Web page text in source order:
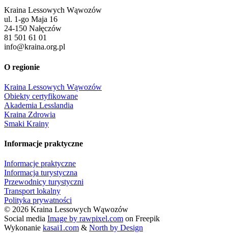
Kraina Lessowych Wąwozów
ul. 1-go Maja 16
24-150 Nałęczów
81 501 61 01
info@kraina.org.pl
O regionie
Kraina Lessowych Wąwozów
Obiekty certyfikowane
Akademia Lesslandia
Kraina Zdrowia
Smaki Krainy
Informacje praktyczne
Informacje praktyczne
Informacja turystyczna
Przewodnicy turystyczni
Transport lokalny
Polityka prywatności
© 2026 Kraina Lessowych Wąwozów
Social media Image by rawpixel.com on Freepik
Wykonanie kasai1.com & North by Design